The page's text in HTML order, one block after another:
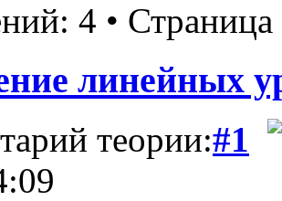
4 • Страница
линейных
теории:#1